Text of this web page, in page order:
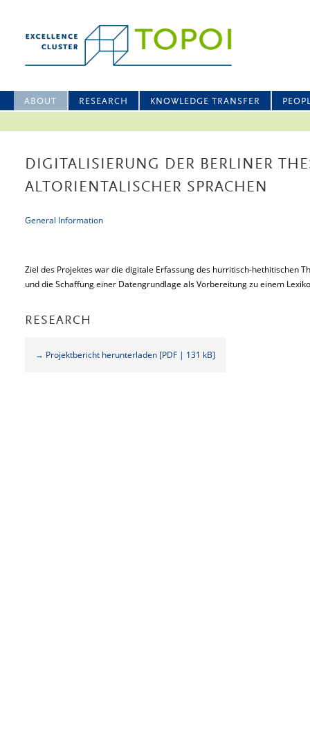
ABOUT RESEARCH KNOWLEDGE TRANSFER
DIGITALISIERUNG DER BERLINER
ALTORIENTALISCHER SPRACHEN
General Information
Ziel des Projektes war die digitale Erfassung des hurritisch-hethitischen
und die Schaffung einer Datengrundlage als Vorbereitung zu einem
RESEARCH
→ Projektbericht herunterladen [PDF | 131 kB]